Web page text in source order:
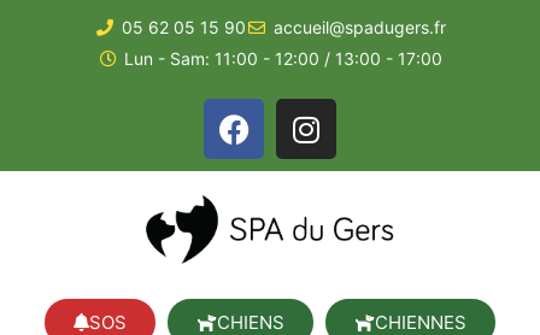
05 62 05 15 90
accueil@spadugers.fr
Lun - Sam: 11:00 - 12:00 / 13:00 - 17:00
SOS CHIENS CHIENNES